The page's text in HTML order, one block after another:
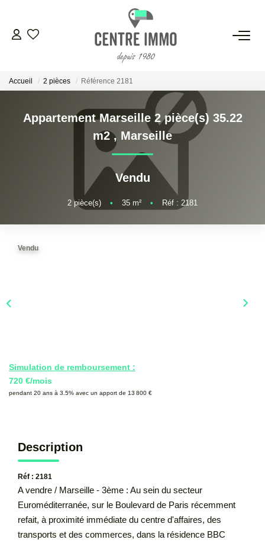
VENTES
LOCATIONS
GESTION
ESTIMATION
NOS BIENS VENDUS
Accueil 2 pièces Référence 2181
Appartement Marseille 2 pièce(s) 35.22
m2, Marseille
Vendu
2 pièce(s) • 35 m² • Réf : 2181
Vendu
Simulation de remboursement :
720 €/mois
pendant 20 ans à 3.5% avec un apport de 13 800 €
Description
Réf : 2181
A vendre / Marseille - 3ème : Au sein du secteur
Euroméditerranée, sur le Boulevard de Paris récemment
refait, à proximité immédiate du centre d'affaires, des
transports et des commerces, dans la résidence BBC